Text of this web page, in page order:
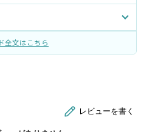
全文はこちら